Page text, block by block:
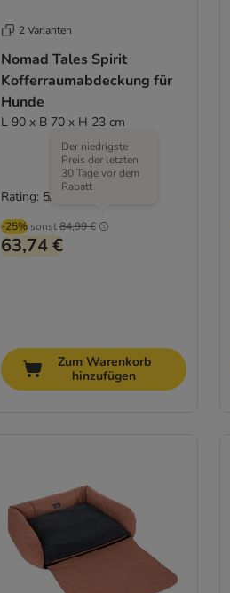
2 Varianten
Nomad Tales Spirit
Kofferraumabdeckung für
Hunde
L 90 x B 70 x H 23 cm
-25% sonst84,99 €
Der niedrigste
Preis der letzten
30 Tage vor dem
Rabatt
63,74 €
Rating: 5/5
Zum Warenkorb
hinzufügen